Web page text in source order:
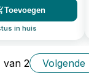
Toevoegen
in huis
van 2 Volgende